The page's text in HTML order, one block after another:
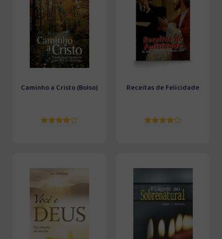
Caminho a Cristo (Bolso) Receitas de Felicidade